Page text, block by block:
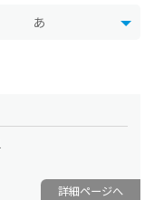
詳細ページへ